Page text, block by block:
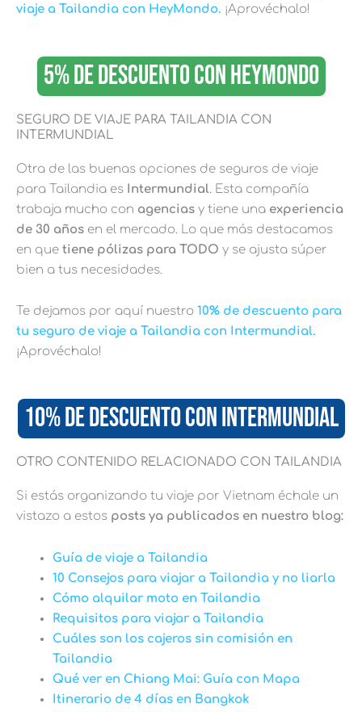
viaje a Tailandia con HeyMondo. ¡Aprovéchalo!
5% DE DESCUENTO CON HEYMONDO
SEGURO DE VIAJE PARA TAILANDIA CON
INTERMUNDIAL
Otra de las buenas opciones de seguros de viaje
para Tailandia es Intermundial. Esta compañía
trabaja mucho con agencias y tiene una experiencia
de 30 años en el mercado. Lo que más destacamos
en que tiene pólizas para TODO y se ajusta súper
bien a tus necesidades.
Te dejamos por aquí nuestro 10% de descuento para
tu seguro de viaje a Tailandia con Intermundial.
¡Aprovéchalo!
10% DE DESCUENTO CON INTERMUNDIAL
OTRO CONTENIDO RELACIONADO CON TAILANDIA
Si estás organizando tu viaje por Vietnam échale un
vistazo a estos posts ya publicados en nuestro blog:
Guía de viaje a Tailandia
10 Consejos para viajar a Tailandia y no liarla
Cómo alquilar moto en Tailandia
Requisitos para viajar a Tailandia
Cuáles son los cajeros sin comisión en
Tailandia
Qué ver en Chiang Mai: Guía con Mapa
Itinerario de 4 días en Bangkok